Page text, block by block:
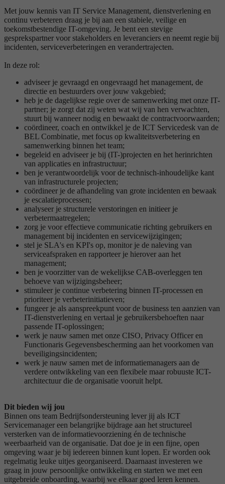
Met jouw kennis van IT Service Management, dienstverlening en
continu verbeteren draag je bij aan een stabiele, veilige en
toekomstbestendige IT-omgeving. Je bent een stevige
gesprekspartner voor stakeholders en leveranciers en neemt regie bij
incidenten, serviceverbeteringen en verandertrajecten.
In deze rol:
adviseer je gevraagd en ongevraagd het management, de
directie en bestuurders over jouw vakgebied;
heb je de dagelijkse regie over de samenwerking met onze IT-
partner; je zorgt dat zij weten wat wij van hen verwachten,
stuurt bij wanneer nodig en bewaakt de contractvoorwaarden;
coördineer, coach en ontwikkel je de ICT Servicedesk van de
BEL Combinatie, met focus op kwaliteitsverbetering en
samenwerking binnen het team;
begeleid en adviseer je bij (IT-)projecten en het herinrichten
van applicaties en infrastructuur;
ben je verantwoordelijk voor de technisch-inhoudelijke kant
van infrastructurele projecten;
coördineer je de afhandeling van grote incidenten en bewaak
je escalatieprocessen;
analyseer je structurele verstoringen en initieer je
verbetermaatregelen;
zorg je voor effectieve communicatie richting gebruikers en
management bij incidenten en servicewijzigingen;
stel je SLA's en KPI's op, monitor je de naleving van
serviceafspraken en rapporteer je hierover aan het
management;
ben je voorzitter van de wekelijkse CAB-overleggen ten
behoeve van wijzigingsbeheer;
stimuleer je continue verbetering binnen IT-processen en
prioriteer je verbeterinitiatieven;
fungeer je als aanspreekpunt voor de business ten aanzien van
IT-dienstverlening en vertaal je gebruikersbehoeften naar
passende IT-oplossingen;
werk je nauw samen met onze CISO, Privacy Officer en
Functionaris Gegevensbescherming aan het voorkomen van
beveiligingsincidenten;
werk je nauw samen met de informatiemanagers aan de
verdere ontwikkeling van een flexibele maar robuuste ICT-
architectuur die de organisatie vooruit helpt.
Dit bieden wij jou
Binnen ons team Bedrijfsondersteuning lever jij als ICT
Servicemanager een belangrijke bijdrage aan het structureel
versterken van de informatievoorziening én de technische
weerbaarheid van de organisatie. Dat doe je in een fijne, open
omgeving waar je bij iedereen binnen kunt lopen. Er worden ook
regelmatig leuke uitjes georganiseerd. Daarnaast investeren we
graag in jouw persoonlijke ontwikkeling en starten we met een
uitgebreide onboarding, waarbij we elkaar goed leren kennen.